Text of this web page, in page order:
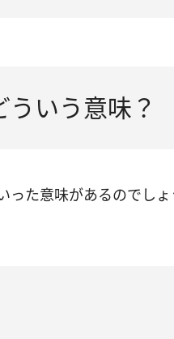
ういう意味？
た意味があるのでし